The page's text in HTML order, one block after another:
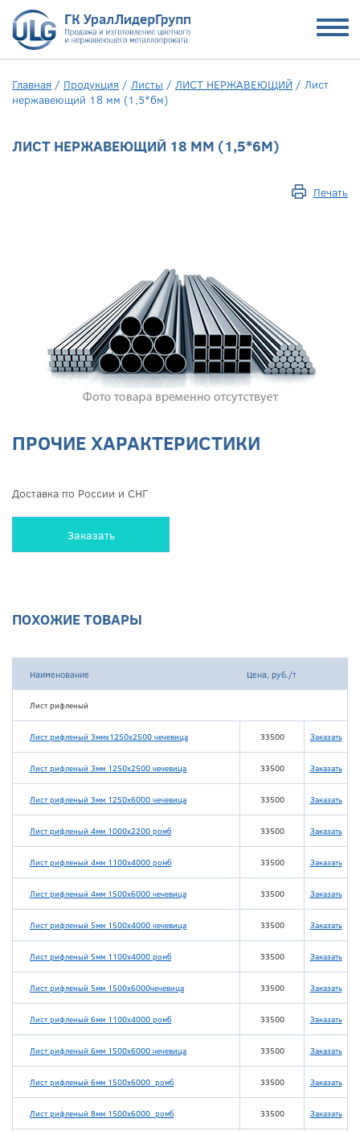
Главная / Продукция / Листы / ЛИСТ НЕРЖАВЕЮЩИЙ / Лист
нержавеющий 18 мм (1,5*6м)
ЛИСТ НЕРЖАВЕЮЩИЙ 18 ММ (1,5*6М)
Печать
ПРОЧИЕ ХАРАКТЕРИСТИКИ
Доставка по России и СНГ
Заказать
ПОХОЖИЕ ТОВАРЫ
Наименование Цена, руб./т
Лист рифленый
Лист рифленый 3ммх1250х2500 чечевица 33500 Заказать
Лист рифленый 3мм 1250х2500 чечевица 33500 Заказать
Лист рифленый 3мм 1250х6000 чечевица 33500 Заказать
Лист рифленый 4мм 1000х2200 ромб 33500 Заказать
Лист рифленый 4мм 1100х4000 ромб 33500 Заказать
Лист рифленый 4мм 1500х6000 чечевица 33500 Заказать
Лист рифленый 5мм 1500х4000 чечевица 33500 Заказать
Лист рифленый 5мм 1100х4000 ромб 33500 Заказать
Лист рифленый 5мм 1500х6000чечевица 33500 Заказать
Лист рифленый 6мм 1100х4000 ромб 33500 Заказать
Лист рифленый 6мм 1500х6000 чечевица 33500 Заказать
Лист рифленый 6мм 1500х6000 ромб 33500 Заказать
Лист рифленый 8мм 1500х6000 ромб 33500 Заказать